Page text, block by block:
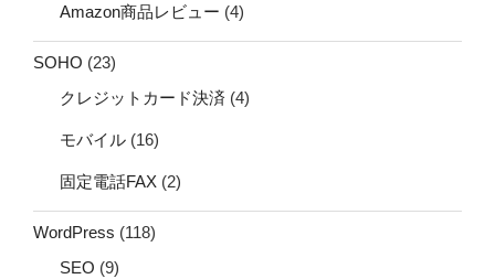
Amazon商品レビュー (4)
SOHO (23)
クレジットカード決済 (4)
モバイル (16)
固定電話FAX (2)
WordPress (118)
SEO (9)